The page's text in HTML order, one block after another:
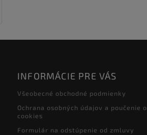
INFORMÁCIE PRE VÁS
Všeobecné obchodné podmienky
Ochrana osobných údajov a poučenie o
cookies
Formulár na odstúpenie od zmluvy